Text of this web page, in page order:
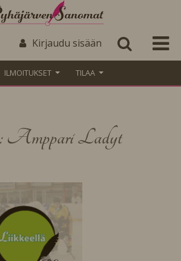
Kirjaudu sisään
ILMOITUKSET TILAA
Amppari Ladyt